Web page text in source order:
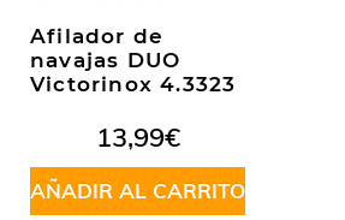
Afilador de
navajas DUO
Victorinox 4.3323
13,99€
AÑADIR AL CARRITO